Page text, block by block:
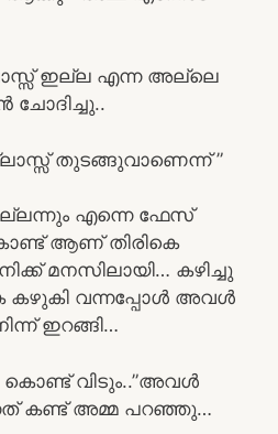
ഇല്ല എന്ന അല്ലെ
ചോദിച്ചു..
തുടങ്ങുവാണെന്ന് ”
എന്നെ ഫേസ്
ആണ് തിരികെ
മനസിലായി… കഴിച്ചു
വന്നപ്പോൾ അവൾ
ഇറങ്ങി…
കൊണ്ട് വിടും..”അവൾ
കണ്ട് അമ്മ പറഞ്ഞു…